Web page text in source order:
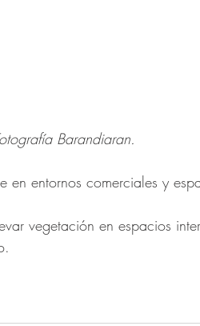
Barandiaran.
en entornos comerciales y
vegetación en espacios